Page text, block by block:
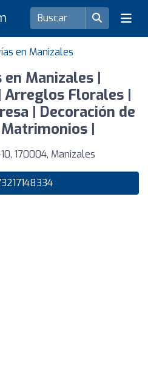
en Manizales
Manizales |
Arreglos Florales |
| Decoración de
|
170004, Manizales